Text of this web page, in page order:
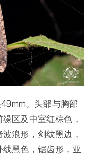
。头部与胸部
区及中室红棕色，
浪形，剑纹黑边，
黑色，锯齿形，亚